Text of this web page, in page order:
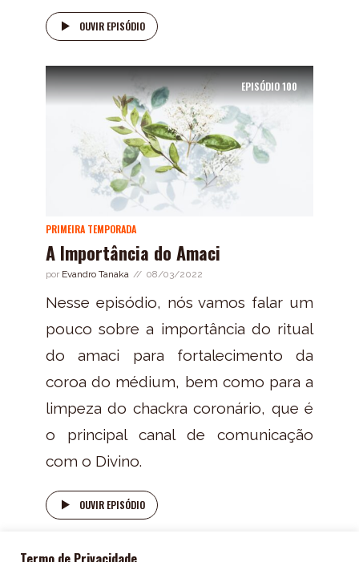
OUVIR EPISÓDIO
EPISÓDIO100
PRIMEIRA TEMPORADA
A Importância do Amaci
por Evandro Tanaka 08/03/2022
Nesse episódio, nós vamos falar um
pouco sobre a importância do ritual
do amaci para fortalecimento da
coroa do médium, bem como para a
limpeza do chackra coronário, que é
o principal canal de comunicação
com o Divino.
OUVIR EPISÓDIO